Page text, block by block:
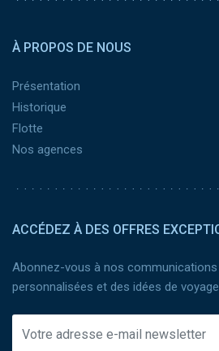
À PROPOS DE NOUS
Présentation
Historique
Flotte
Nos agences
ACCÉDEZ À DES OFFRES
Abonnez-vous à nos
personnalisées et des idées de